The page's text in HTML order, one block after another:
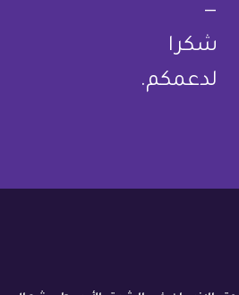
—
شكرا
لدعمكم.